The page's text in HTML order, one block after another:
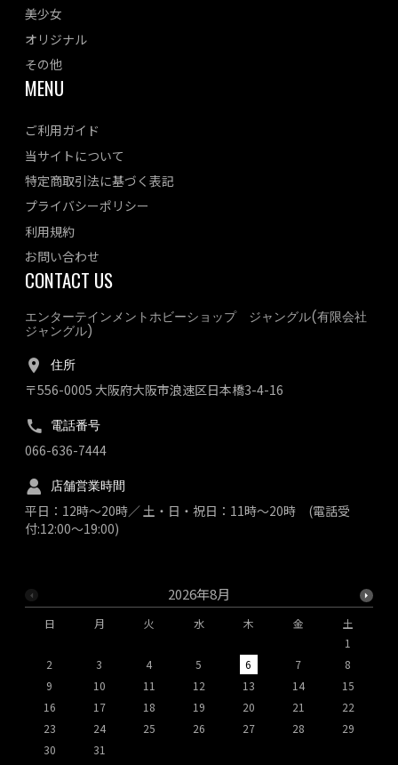
2026年8月
日 月 火 水 木 金
土
1
2
3 4 5 6 7
8
9
10 11 12 13 14
15
16
17 18 19 20 21
22
23
24 25 26 27 28
29
30
31
美少女
オリジナル
その他
MENU
ご利用ガイド
当サイトについて
特定商取引法に基づく表記
プライバシーポリシー
利用規約
お問い合わせ
CONTACT US
エンターテインメントホビーショップ ジャングル(有限会社
ジャングル)
住所
〒556-0005 大阪府大阪市浪速区日本橋3-4-16
電話番号
066-636-7444
店舗営業時間
平日：12時～20時／ 土・日・祝日：11時～20時 (電話受
付:12:00～19:00)